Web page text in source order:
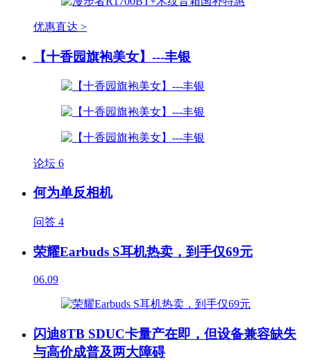
优惠直达 >
【十香园旗袍美女】---丰银
论坛 6
何为单反相机
问答 4
荣耀Earbuds S耳机热卖，到手仅69元
06.09
闪迪8TB SDUC卡量产在即，但设备兼容缺失
与高价成普及两大障碍